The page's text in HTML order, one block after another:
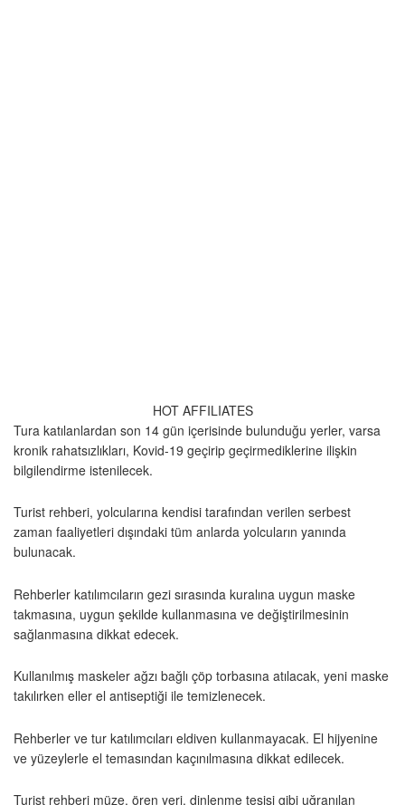
HOT AFFILIATES
Tura katılanlardan son 14 gün içerisinde bulunduğu yerler, varsa
kronik rahatsızlıkları, Kovid-19 geçirip geçirmediklerine ilişkin
bilgilendirme istenilecek.
Turist rehberi, yolcularına kendisi tarafından verilen serbest
zaman faaliyetleri dışındaki tüm anlarda yolcuların yanında
bulunacak.
Rehberler katılımcıların gezi sırasında kuralına uygun maske
takmasına, uygun şekilde kullanmasına ve değiştirilmesinin
sağlanmasına dikkat edecek.
Kullanılmış maskeler ağzı bağlı çöp torbasına atılacak, yeni maske
takılırken eller el antiseptiği ile temizlenecek.
Rehberler ve tur katılımcıları eldiven kullanmayacak. El hijyenine
ve yüzeylerle el temasından kaçınılmasına dikkat edilecek.
Turist rehberi müze, ören yeri, dinlenme tesisi gibi uğranılan